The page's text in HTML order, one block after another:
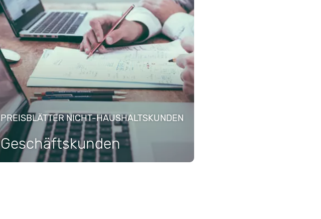
PREISBLÄTTER NICHT-HAUSHALTSKUNDEN
Geschäftskunden